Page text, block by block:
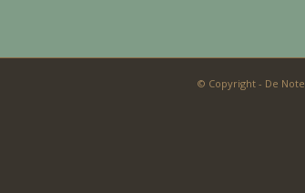
© Copyright - De